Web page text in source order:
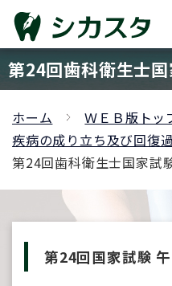
第24回歯科衛生士
ホーム
ＷＥＢ版トッ
疾病の成り立ち及び回復
第24回歯科衛生士国家試
第24回国家試験